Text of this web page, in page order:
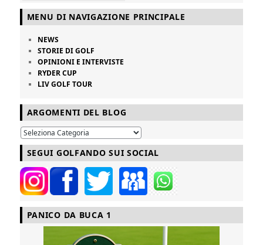
MENU DI NAVIGAZIONE PRINCIPALE
NEWS
STORIE DI GOLF
OPINIONI E INTERVISTE
RYDER CUP
LIV GOLF TOUR
ARGOMENTI DEL BLOG
SEGUI GOLFANDO SUI SOCIAL
PANICO DA BUCA 1